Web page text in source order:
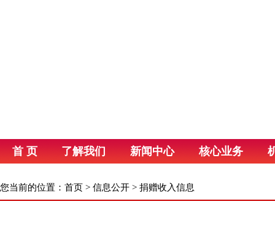
首 页 了解我们 新闻中心 核心业务
您当前的位置： 首页 > 信息公开 > 捐赠收入信息